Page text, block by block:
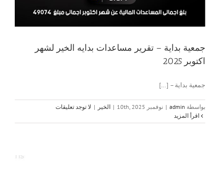
جمعية بداية – تقرير مساعدات بدايه الخير لشهر
اكتوبر 2025
جمعية بداية – [...]
بواسطة admin
| نوفمبر 10th, 2025 | الخير | لا توجد تعليقات